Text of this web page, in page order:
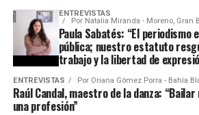
ENTREVISTAS
Por Natalia Miranda - Moreno, Gran
Paula Sabatés: “El periodismo
pública; nuestro estatuto
trabajo y la libertad de
ENTREVISTAS Por Oriana Gómez Porra - Bahía
Raúl Candal, maestro de la danza:
una profesión”